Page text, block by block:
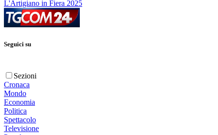
L'Artigiano in Fiera 2025
Seguici su
Sezioni
Cronaca
Mondo
Economia
Politica
Spettacolo
Televisione